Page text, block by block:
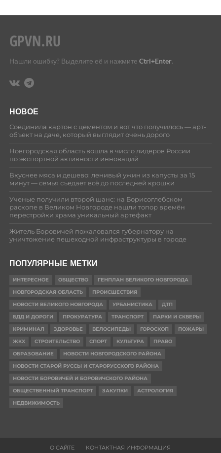
Нашли ошибку? Выделите её и нажмите Ctrl+Enter.
НОВОЕ
Соединила картон с цементом и вот что получилось — арт-
объект на даче, который выглядит очень дорого
Новгородская область вошла в число лидеров России
по экспортной активности инноваций
Вкуснее мяса и дешево: ленивый ужин из капусты за 15
минут — семья съедает всё до последней крошки
Ученые получили второй шанс: на Борисоглебском
раскопе в Великом Новгороде нашли топор времён
перестройки храма уникальный артефакт
Житель Боровичей пожаловался губернатору на
уничтожение пешеходной инфраструктуры в городе
ПОПУЛЯРНЫЕ МЕТКИ
ИНТЕРЕСНОЕ ОБЩЕСТВО
ГЕНПЛАН ВЕЛИКОГО НОВГОРОДА
НОВГОРОДСКАЯ ОБЛАСТЬ
ПРОИСШЕСТВИЯ
НОВОСТИ ВЕЛИКОГО НОВГОРОДА
УРБАНИСТИКА
ДТП
БДД И ДОРОГИ
ПРОКУРАТУРА ТРАНСПОРТ
ПАРКИ И СКВЕРЫ
КРИМИНАЛ
ЗДОРОВЬЕ ВЕЛОСИПЕДЫ ГОРОСКОП
ПОЖАРЫ
ЖКХ
СТРОИТЕЛЬСТВО СПОРТ КУЛЬТУРА
ПРАВО
ОБРАЗОВАНИЕ
НОВОСТИ НОВГОРОДСКОГО РАЙОНА
НОВОСТИ СТАРОЙ РУССЫ И СТАРОРУССКОГО РАЙОНА
НОВОСТИ БОРОВИЧЕЙ И БОРОВИЧСКОГО РАЙОНА
ОБЩЕСТВЕННЫЙ ТРАНСПОРТ
ЗАКУПКИ
АСТРОЛОГИЯ
НЕДВИЖИМОСТЬ
О САЙТЕ КОНТАКТНАЯ ИНФОРМАЦИЯ